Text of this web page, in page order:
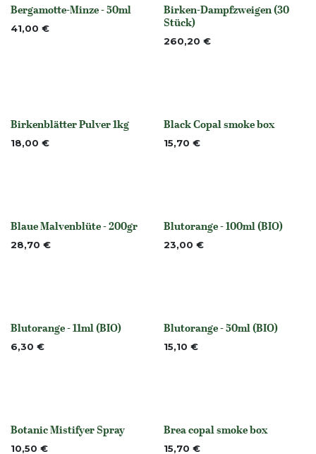
None
Bergamotte-Minze - 50ml
41,00 € Nicht vorrättig
Birken-Dampfzweigen (30
Stück)
260,20 €
None
Birkenblätter Pulver 1kg
18,00 € Nicht vorrättig
Black Copal smoke box
15,70 €
None
Blaue Malvenblüte - 200gr
28,70 € None
Blutorange - 100ml (BIO)
23,00 €
None
Blutorange - 11ml (BIO)
6,30 € None
Blutorange - 50ml (BIO)
15,10 €
None
Botanic Mistifyer Spray
10,50 €
Brea copal smoke box
15,70 €